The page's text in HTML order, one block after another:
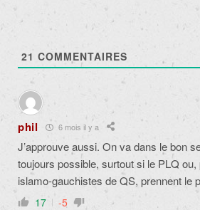
21 COMMENTAIRES
phil 6 mois il y a
J’approuve aussi. On va dans le bon
toujours possible, surtout si le PLQ ou,
islamo-gauchistes de QS, prennent le
17 -5